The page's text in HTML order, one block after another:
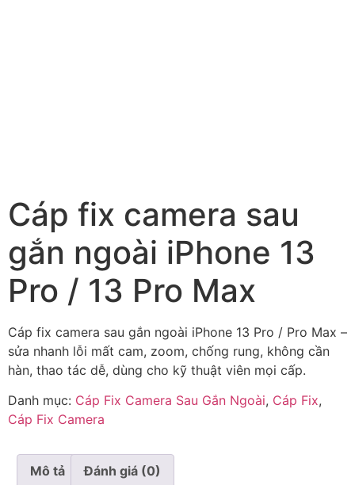
Cáp fix camera sau
gắn ngoài iPhone 13
Pro / 13 Pro Max
Cáp fix camera sau gắn ngoài iPhone 13 Pro / Pro Max –
sửa nhanh lỗi mất cam, zoom, chống rung, không cần
hàn, thao tác dễ, dùng cho kỹ thuật viên mọi cấp.
Danh mục: Cáp Fix Camera Sau Gắn Ngoài, Cáp Fix,
Cáp Fix Camera
Mô tả Đánh giá (0)